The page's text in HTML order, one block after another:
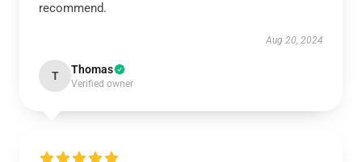
recommend.
Aug 20, 2024
T Thomas
Verified owner